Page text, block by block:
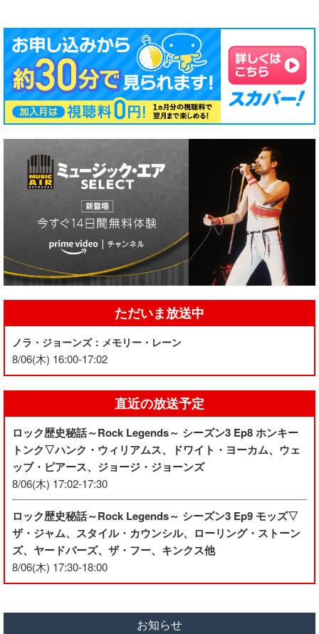
ただいま放送中
ノラ・ジョーンズ：メモリー・レーン
8/06(木) 16:00-17:02
直近の放送予定
ロック歴史秘話～Rock Legends～ シーズン3 Ep8 ホンキー
トンク▽ハンク・ウィリアムス、ドワイト・ヨーカム、ウェ
ッブ・ピアース、ジョージ・ジョーンズ
8/06(木) 17:02-17:30
ロック歴史秘話～Rock Legends～ シーズン3 Ep9 モッズ▽
ザ・ジャム、スタイル・カウンシル、ローリング・ストーン
ズ、ヤードバーズ、ザ・フー、キンクス他
8/06(木) 17:30-18:00
お知らせ